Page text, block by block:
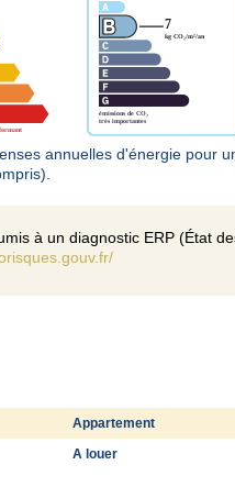
annuelles d'énergie pour
à un diagnostic ERP (État
Appartement
A louer